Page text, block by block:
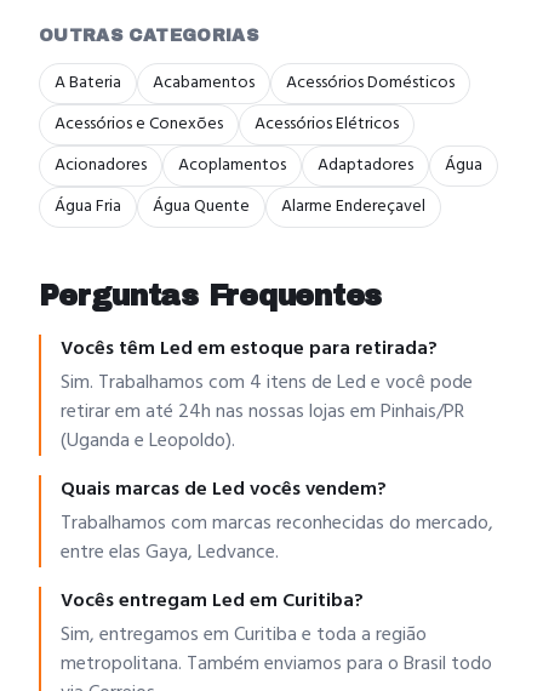
OUTRAS CATEGORIAS
A Bateria Acabamentos
Acessórios Domésticos
Acessórios e Conexões
Acessórios Elétricos
Acionadores
Acoplamentos Adaptadores
Água
Água Fria
Água Quente Alarme Endereçavel
Perguntas Frequentes
Vocês têm Led em estoque para retirada?
Sim. Trabalhamos com 4 itens de Led e você pode
retirar em até 24h nas nossas lojas em Pinhais/PR
(Uganda e Leopoldo).
Quais marcas de Led vocês vendem?
Trabalhamos com marcas reconhecidas do mercado,
entre elas Gaya, Ledvance.
Vocês entregam Led em Curitiba?
Sim, entregamos em Curitiba e toda a região
metropolitana. Também enviamos para o Brasil todo